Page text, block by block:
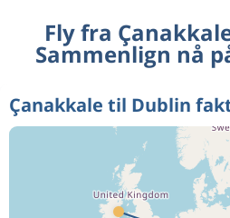
Fly fra
Sammenlign nå
Çanakkale til Dublin